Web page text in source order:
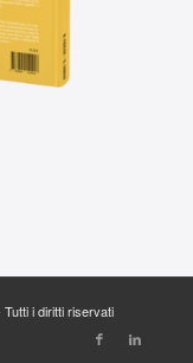
i diritti riservati